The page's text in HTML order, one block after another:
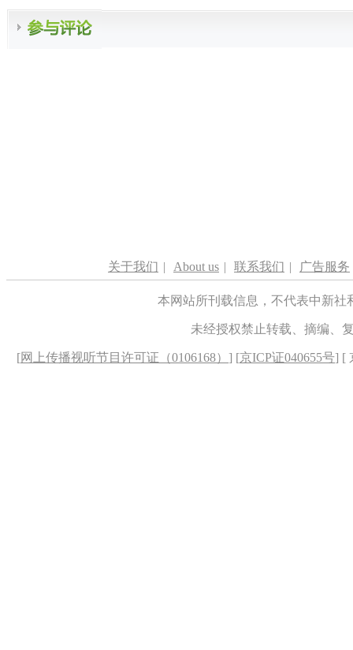
关于我们 | About us | 联系我们 | 广告服务
本网站所刊载信息，不代表中新
未经授权禁止转载、摘编、
[网上传播视听节目许可证（0106168） ] [京ICP证040655号] [